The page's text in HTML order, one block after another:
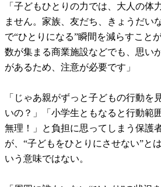
「子どもひとりの力では、大人の体
ません。家族、友だち、きょうだい
で“ひとりになる”瞬間を減らすこと
数が集まる商業施設などでも、思い
があるため、注意が必要です」
「じゃあ親がずっと子どもの行動を
いの？」「小学生ともなると行動範
無理！」と負担に思ってしまう保護
が、“子どもをひとりにさせない”と
いう意味ではない。